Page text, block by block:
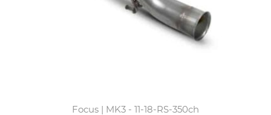
Focus | MK3 - 11-18-RS-350ch